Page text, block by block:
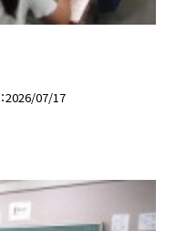
2026/07/17